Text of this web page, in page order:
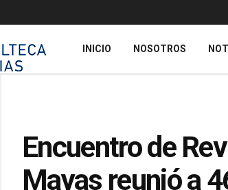
INICIO NOSOTROS
Encuentro de
Mayas reunió a